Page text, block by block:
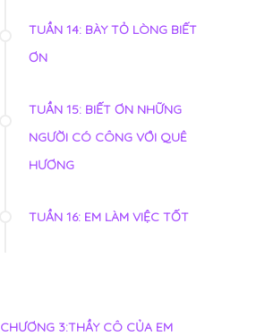
TUẦN 14: BÀY TỎ LÒNG BIẾT
ƠN
TUẦN 15: BIẾT ƠN NHỮNG
NGƯỜI CÓ CÔNG VỚI QUÊ
HƯƠNG
TUẦN 16: EM LÀM VIỆC TỐT
CHƯƠNG 3:THẦY CÔ CỦA EM